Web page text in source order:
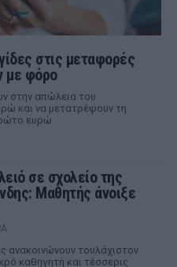
στις μεταφορές
με φόρο
στην απώλεια του
και να μετατρέψουν τη
ευρώ
σε σχολείο της
Μαθητής άνοιξε
ανακοινώνουν τουλάχιστον
καθηγητή και τέσσερις